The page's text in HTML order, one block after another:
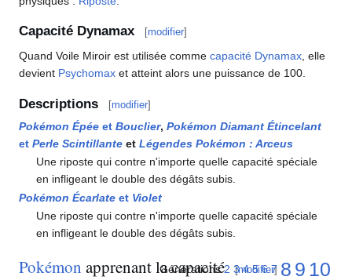
Capacité Dynamax [modifier]
Quand Voile Miroir est utilisée comme capacité Dynamax, elle
devient Psychomax et atteint alors une puissance de 100.
Descriptions [modifier]
Pokémon Épée et Bouclier, Pokémon Diamant Étincelant
et Perle Scintillante et Légendes Pokémon : Arceus
Une riposte qui contre n'importe quelle capacité spéciale
en infligeant le double des dégâts subis.
Pokémon Écarlate et Violet
Une riposte qui contre n'importe quelle capacité spéciale
en infligeant le double des dégâts subis.
Pokémon apprenant la capacité [modifier]
Générations 2 3 4 5 6 7 8 9 10